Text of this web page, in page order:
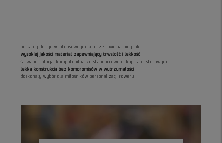
unikalny design w intensywnym kolorze toxic barbie pink
wysokiej jakości materiał zapewniający trwałość i lekkość
łatwa instalacja, kompatybilna ze standardowymi kapslami sterowymi
lekka konstrukcja bez kompromisów w wytrzymałości
doskonały wybór dla miłośników personalizacji roweru